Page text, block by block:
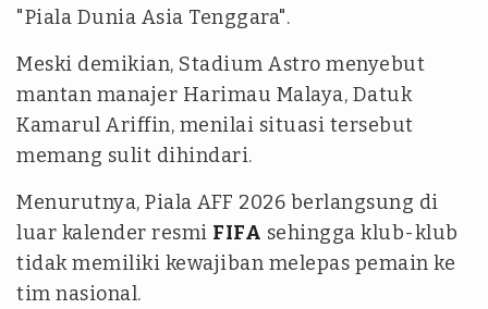
"Piala Dunia Asia Tenggara".
Meski demikian, Stadium Astro menyebut
mantan manajer Harimau Malaya, Datuk
Kamarul Ariffin, menilai situasi tersebut
memang sulit dihindari.
Menurutnya, Piala AFF 2026 berlangsung di
luar kalender resmi FIFA sehingga klub-klub
tidak memiliki kewajiban melepas pemain ke
tim nasional.